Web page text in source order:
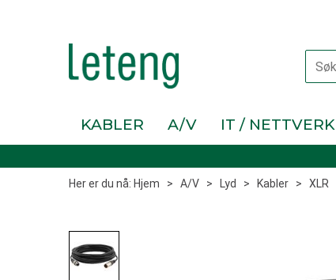
KABLER A/V IT / NETTVERK
Her er du nå: Hjem > A/V > Lyd > Kabler > XLR